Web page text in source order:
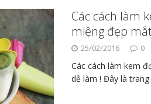
Các cách làm
miệng đẹp
25/02/2016 0
Các cách làm kem
dễ làm ! Đây là